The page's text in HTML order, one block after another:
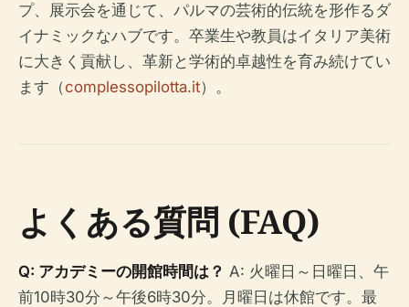
プ、展示会を通じて、パルマの芸術的伝統を形作るダ
イナミックなハブです。卒業生や教員はイタリア美術
に大きく貢献し、革新と学術的卓越性を育み続けてい
ます（complessopilotta.it）。
よくある質問 (FAQ)
Q: アカデミーの開館時間は？ A: 火曜日～日曜日、午
前10時30分～午後6時30分。月曜日は休館です。最